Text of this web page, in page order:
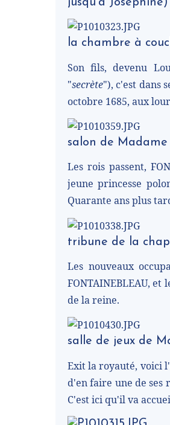
la chambre à
Son fils, devenu
"secrète"), c'est dans
octobre 1685, aux
salon de
Les rois passent,
jeune princesse
Quarante ans plus
tribune de la
Les nouveaux
FONTAINEBLEAU,
de la reine.
salle de jeux de
Exit la royauté, voici
d'en faire une de ses
C'est ici qu'il va